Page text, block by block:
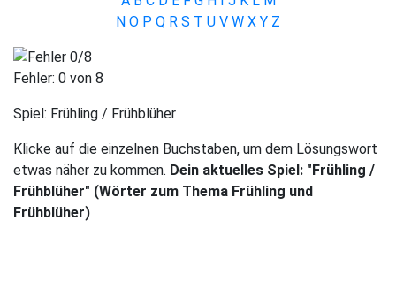
N O P Q R S T U V W X Y Z
Fehler: 0 von 8
Spiel: Frühling / Frühblüher
Klicke auf die einzelnen Buchstaben, um dem Lösungswort
etwas näher zu kommen. Dein aktuelles Spiel: "Frühling /
Frühblüher" (Wörter zum Thema Frühling und
Frühblüher)